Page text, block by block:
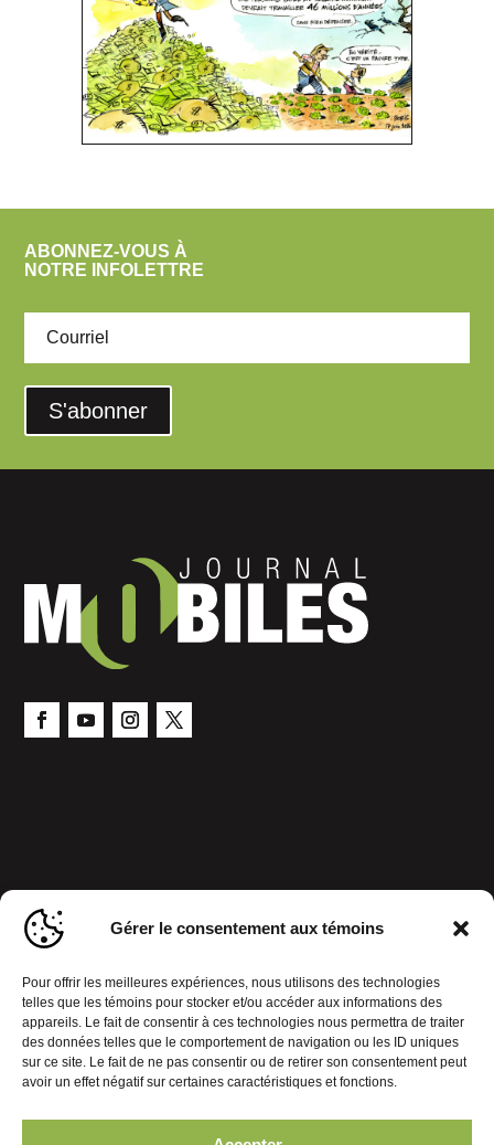
Gérer le consentement aux témoins
Pour offrir les meilleures expériences, nous utilisons des technologies
telles que les témoins pour stocker et/ou accéder aux informations des
appareils. Le fait de consentir à ces technologies nous permettra de traiter
des données telles que le comportement de navigation ou les ID uniques
sur ce site. Le fait de ne pas consentir ou de retirer son consentement peut
avoir un effet négatif sur certaines caractéristiques et fonctions.
ABONNEZ-VOUS À
NOTRE INFOLETTRE
S'abonner